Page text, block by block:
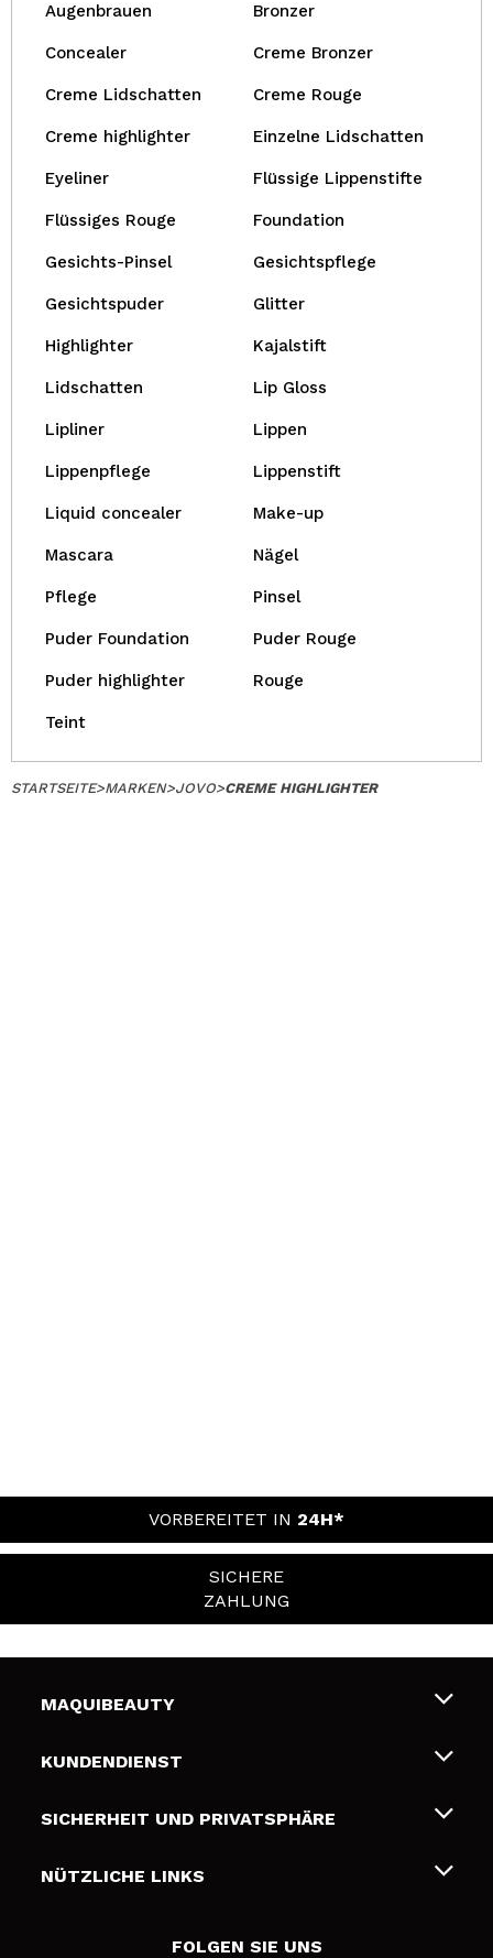
Augenbrauen Bronzer
Concealer Creme Bronzer
Creme Lidschatten Creme Rouge
Creme highlighter Einzelne Lidschatten
Eyeliner Flüssige Lippenstifte
Flüssiges Rouge Foundation
Gesichts-Pinsel Gesichtspflege
Gesichtspuder Glitter
Highlighter Kajalstift
Lidschatten Lip Gloss
Lipliner Lippen
Lippenpflege Lippenstift
Liquid concealer Make-up
Mascara Nägel
Pflege Pinsel
Puder Foundation Puder Rouge
Puder highlighter Rouge
Teint
STARTSEITE>MARKEN>JOVO>CREME HIGHLIGHTER
VORBEREITET IN 24H*
SICHERE
ZAHLUNG
MAQUIBEAUTY
Über uns
Geschenkkarten
KUNDENDIENST
Liefer- und Versandkosten
Zahlung
SICHERHEIT UND PRIVATSPHÄRE
Bedingungen und Datenschutz
NÜTZLICHE LINKS
FOLGEN SIE UNS